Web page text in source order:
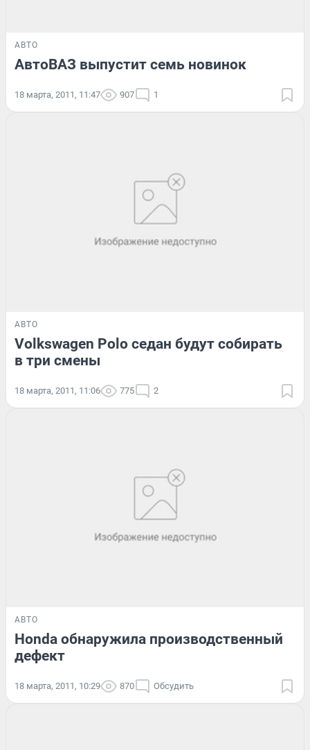
АВТО
АвтоВАЗ выпустит семь новинок
18 марта, 2011, 11:47 907 1
АВТО
Volkswagen Polo седан будут собирать
в три смены
18 марта, 2011, 11:06 775 2
АВТО
Honda обнаружила производственный
дефект
18 марта, 2011, 10:29 870 Обсудить